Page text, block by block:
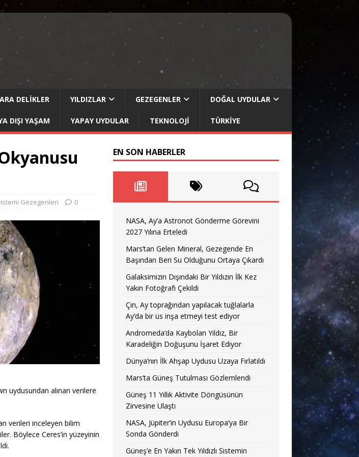
DELIKLER YILDIZLAR GEZEGENLER DOĞAL UYDULAR
DIŞI YAŞAM YAPAY UYDULAR TEKNOLOJI TÜRKIYE
Gezegenleri 0
uydusundan alınan verilere
verileri inceleyen bilim
Böylece Ceres’in yüzeyinin
EN SON HABERLER
NASA, Ay’a Astronot Gönderme Görevini
2027 Yılına Erteledi
Mars’tan Gelen Mineral, Gezegende En
Başından Beri Su Olduğunu Ortaya Çıkardı
Galaksimizin Dışındaki Bir Yıldızın İlk Kez
Yakın Fotoğrafı Çekildi
Çin, Ay toprağından yapılacak tuğlalarla
Ay’da bir üs inşa etmeyi test ediyor
Andromeda’da Kaybolan Yıldız, Bir
Karadeliğin Doğuşunu İşaret Ediyor
Dünya’nın İlk Ahşap Uydusu Uzaya Fırlatıldı
Mars’ta Güneş Tutulması Gözlemlendi
Güneş 11 Yıllık Aktivite Döngüsünün
Zirvesine Ulaştı
NASA, Jüpiter’in Uydusu Europa’ya Bir
Sonda Gönderdi
Güneş’e En Yakın Tek Yıldızlı Sistemin